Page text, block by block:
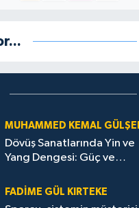
MUHAMMED KEMAL
Dövüş Sanatlarında Yin ve
Yang Dengesi: Güç ve
FADIME GÜL KIRTEKE